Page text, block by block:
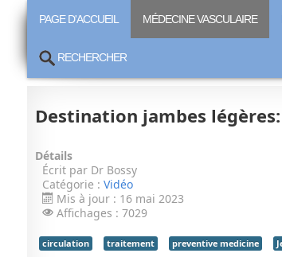
PAGE D'ACCUEIL MÉDECINE VASCULAIRE
RECHERCHER
Destination jambes
Détails
Écrit par Dr Bossy
Catégorie : Vidéo
Mis à jour : 16 mai 2023
Affichages : 7029
circulation traitement preventive medicine